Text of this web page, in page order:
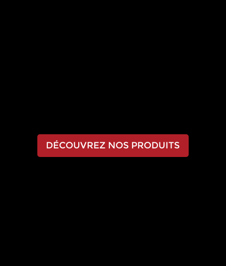
DÉCOUVREZ NOS PRODUITS